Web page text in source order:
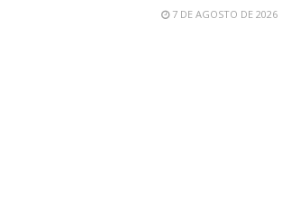
7 DE AGOSTO DE 2026